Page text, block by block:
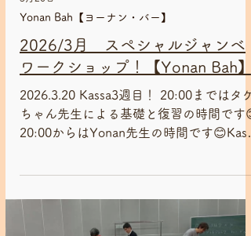
3月20日
2026/3月 スペシャルジャンベ
ワークショップ！【Yonan Bah】
2026.3.20 Kassa3週目！ 20:00まではタケ